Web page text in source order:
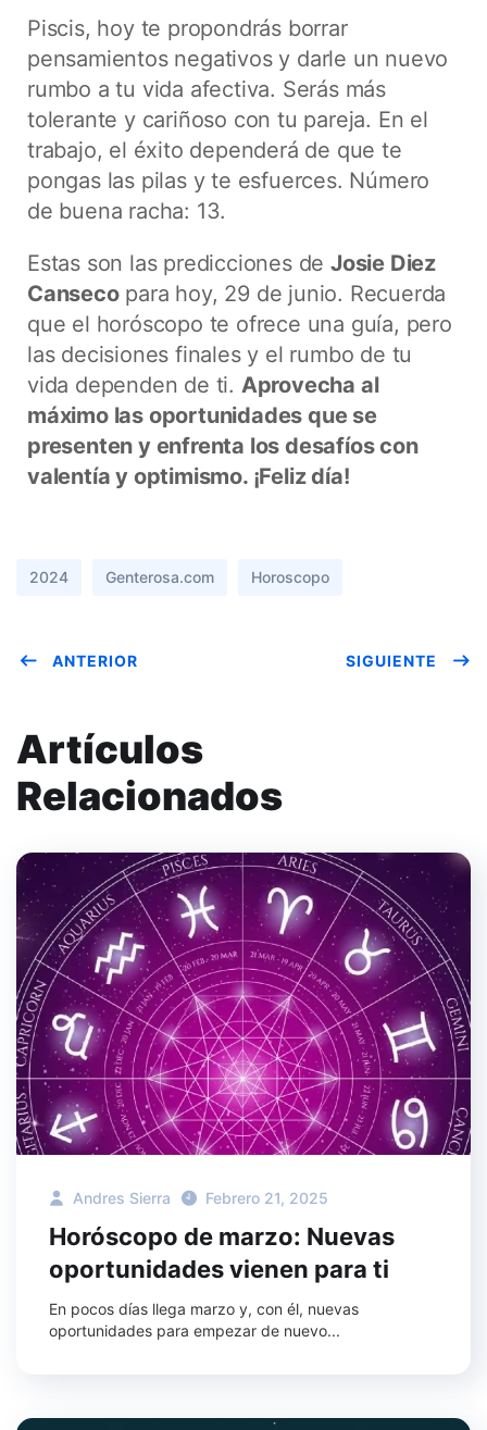
Piscis, hoy te propondrás borrar
pensamientos negativos y darle un nuevo
rumbo a tu vida afectiva. Serás más
tolerante y cariñoso con tu pareja. En el
trabajo, el éxito dependerá de que te
pongas las pilas y te esfuerces. Número
de buena racha: 13.
Estas son las predicciones de Josie Diez
Cansecopara hoy, 29 de junio. Recuerda
que el horóscopo te ofrece una guía, pero
las decisiones finales y el rumbo de tu
vida dependen de ti. Aprovecha al
máximo las oportunidades que se
presenten y enfrenta los desafíos con
valentía y optimismo. ¡Feliz día!
2024 Genterosa.com Horoscopo
ANTERIOR SIGUIENTE
Artículos
Relacionados
Andres Sierra Febrero 21, 2025
Horóscopo de marzo: Nuevas
oportunidades vienen para ti
En pocos días llega marzo y, con él, nuevas
oportunidades para empezar de nuevo...